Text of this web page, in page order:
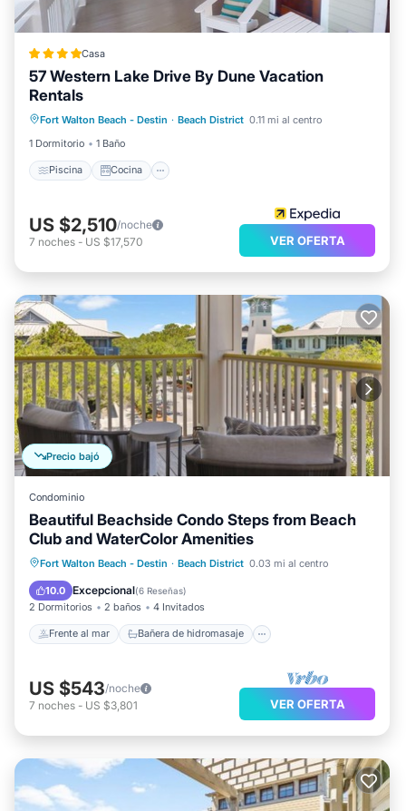
Casa
57 Western Lake Drive By Dune Vacation
Rentals
Fort Walton Beach - Destin · Beach District 0.11 mi al centro
1 Dormitorio
1 Baño
Piscina Cocina
Internet
US $2,510/noche
7 noches - US $17,570 VER OFERTA
Precio bajó
Condominio
Beautiful Beachside Condo Steps from Beach
Club and WaterColor Amenities
Fort Walton Beach - Destin · Beach District 0.03 mi al centro
10.0 Excepcional(6 Reseñas)
2 Dormitorios 2 baños 4 Invitados
Frente al mar Bañera de hidromasaje
Frente al mar
Bañera de hidromasaje
Aparcamiento
US $543/noche
7 noches - US $3,801 VER OFERTA